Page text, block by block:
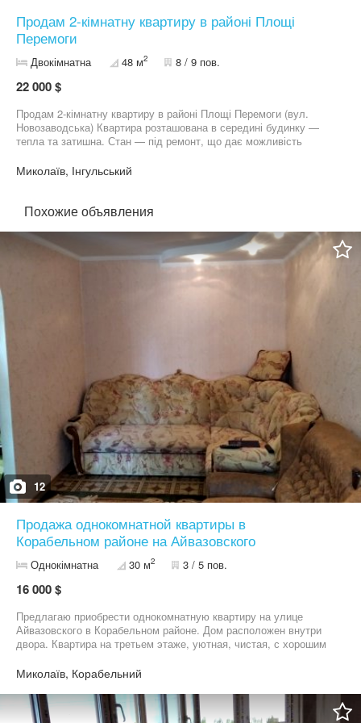
Продам 2-кімнатну квартиру в районі Площі
Перемоги
Двокімнатна 48 м2 8 / 9 пов.
22 000 $
Продам 2-кімнатну квартиру в районі Площі Перемоги (вул.
Новозаводська) Квартира розташована в середині будинку —
тепла та затишна. Стан — під ремонт, що дає можливість
Замінені труби - Встановлені лічильники - Без заборгованостей -
Без прописаних За домовленістю можливе залишення всіх
територія. Чудове розташування: Поруч ринок, супермаркети,
транспортна розв’язка, вокзал. Телефонуйте для перегляду та
деталей.
Миколаїв, Інгульський
Похожие объявления
12
Продажа однокомнатной квартиры в
Корабельном районе на Айвазовского
Однокімнатна 30 м2 3 / 5 пов.
16 000 $
Предлагаю приобрести однокомнатную квартиру на улице
Айвазовского в Корабельном районе. Дом расположен внутри
двора. Квартира на третьем этаже, уютная, чистая, с хорошим
остаётся вся мебель и качественная бытовая техника, в очень
хорошем состоянии. Встроенная кухня, варочная панель,
вытяжка, двухкамерный холодильник, прихожая, кондиционер
AUX, два дивана, комод (дерево), телевизор Samsung 40”,
Миколаїв, Корабельний